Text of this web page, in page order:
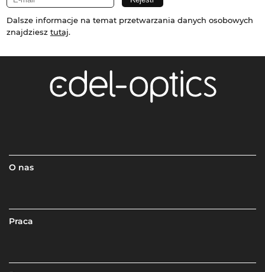
Dalsze informacje na temat przetwarzania danych osobowych
znajdziesz tutaj.
O nas
Praca